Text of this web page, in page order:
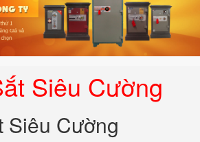
Siêu Cường
Siêu Cường